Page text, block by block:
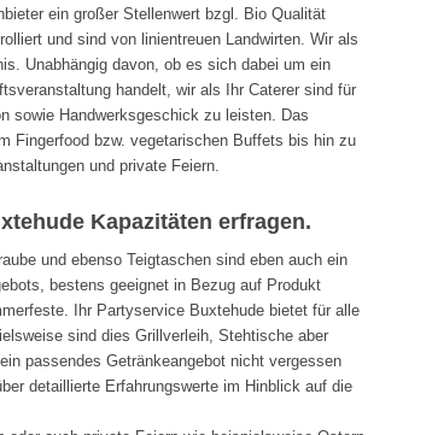
ein großer Stellenwert bzgl. Bio Qualität
und sind von linientreuen Landwirten. Wir als
Unabhängig davon, ob es sich dabei um ein
handelt, wir als Ihr Caterer sind für
sowie Handwerksgeschick zu leisten. Das
Fingerfood bzw. vegetarischen Buffets bis hin zu
und private Feiern.
Kapazitäten erfragen.
und ebenso Teigtaschen sind eben auch ein
bestens geeignet in Bezug auf Produkt
Ihr Partyservice Buxtehude bietet für alle
sind dies Grillverleih, Stehtische aber
passendes Getränkeangebot nicht vergessen
detaillierte Erfahrungswerte im Hinblick auf die